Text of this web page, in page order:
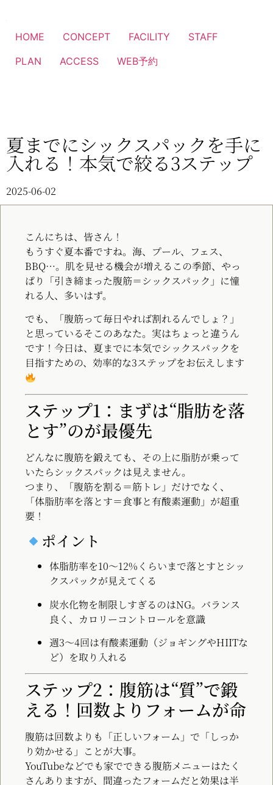
HOME CONCEPT FACILITY
STAFF
PLAN
ACCESS WEB予約
夏までにシックスパックを手に
入れる！本気で絞る3ステップ
2025-06-02
こんにちは、皆さん！
もうすぐ夏本番ですね。海、プール、フェス、
BBQ…。肌を見せる機会が増えるこの季節、やっ
ぱり「引き締まった腹筋＝シックスパック」に憧
れる人、多いはず。
でも、「腹筋って毎日やれば割れるんでしょ？」
と思っているそこのあなた。実はちょっと違うん
です！今日は、夏までに本気でシックスパックを
目指すための、効率的な3ステップをお伝えします
ステップ1：まずは“脂肪を落
とす”のが最優先
どんなに腹筋を鍛えても、その上に脂肪が乗って
いたらシックスパックは見えません。
つまり、「腹筋を割る＝筋トレ」だけでなく、
「体脂肪率を落とす＝食事と有酸素運動」が超重
要！
ポイント
体脂肪率を10〜12%くらいまで落とすとシッ
クスパックが見えてくる
炭水化物を制限しすぎるのはNG。バランス
良く、カロリーコントロールを意識
週3〜4回は有酸素運動（ジョギングやHIITな
ど）を取り入れる
ステップ2：腹筋は“質”で鍛
える！回数よりフォームが命
腹筋は回数よりも「正しいフォーム」で「しっか
り効かせる」ことが大事。
YouTubeなどでも家でできる腹筋メニューはたく
さんありますが、間違ったフォームだと効果は半